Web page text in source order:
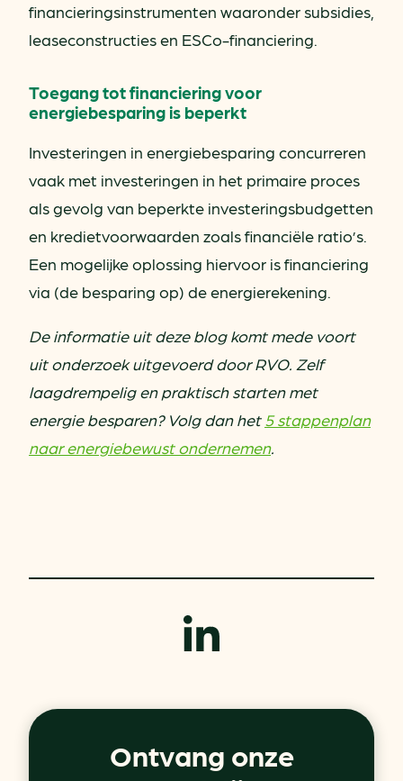
financieringsinstrumenten waaronder subsidies,
leaseconstructies en ESCo-financiering.
Toegang tot financiering voor
energiebesparing is beperkt
Investeringen in energiebesparing concurreren
vaak met investeringen in het primaire proces
als gevolg van beperkte investeringsbudgetten
en kredietvoorwaarden zoals financiële ratio’s.
Een mogelijke oplossing hiervoor is financiering
via (de besparing op) de energierekening.
De informatie uit deze blog komt mede voort
uit onderzoek uitgevoerd door RVO. Zelf
laagdrempelig en praktisch starten met
energie besparen? Volg dan het5 stappenplan
naar energiebewust ondernemen.
Ontvang onze